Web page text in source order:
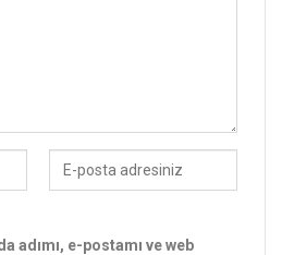
adımı, e-postamı ve web